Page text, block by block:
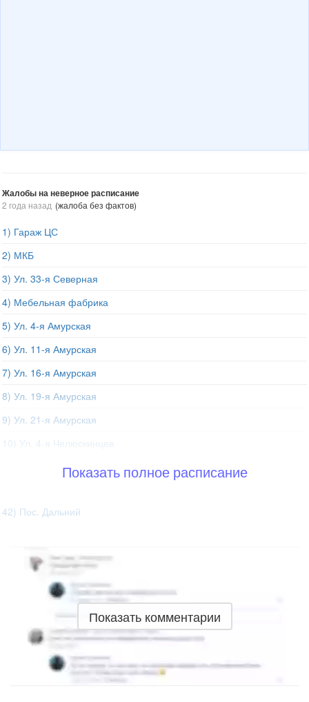
Жалобы на неверное расписание
2 года назад (жалоба без фактов)
1) Гараж ЦС
2) МКБ
3) Ул. 33-я Северная
4) Мебельная фабрика
5) Ул. 4-я Амурская
6) Ул. 11-я Амурская
7) Ул. 16-я Амурская
8) Ул. 19-я Амурская
9) Ул. 21-я Амурская
10) Ул. 4-я Челюскинцев
Показать полное расписание
42) Пос. Дальний
Показать комментарии